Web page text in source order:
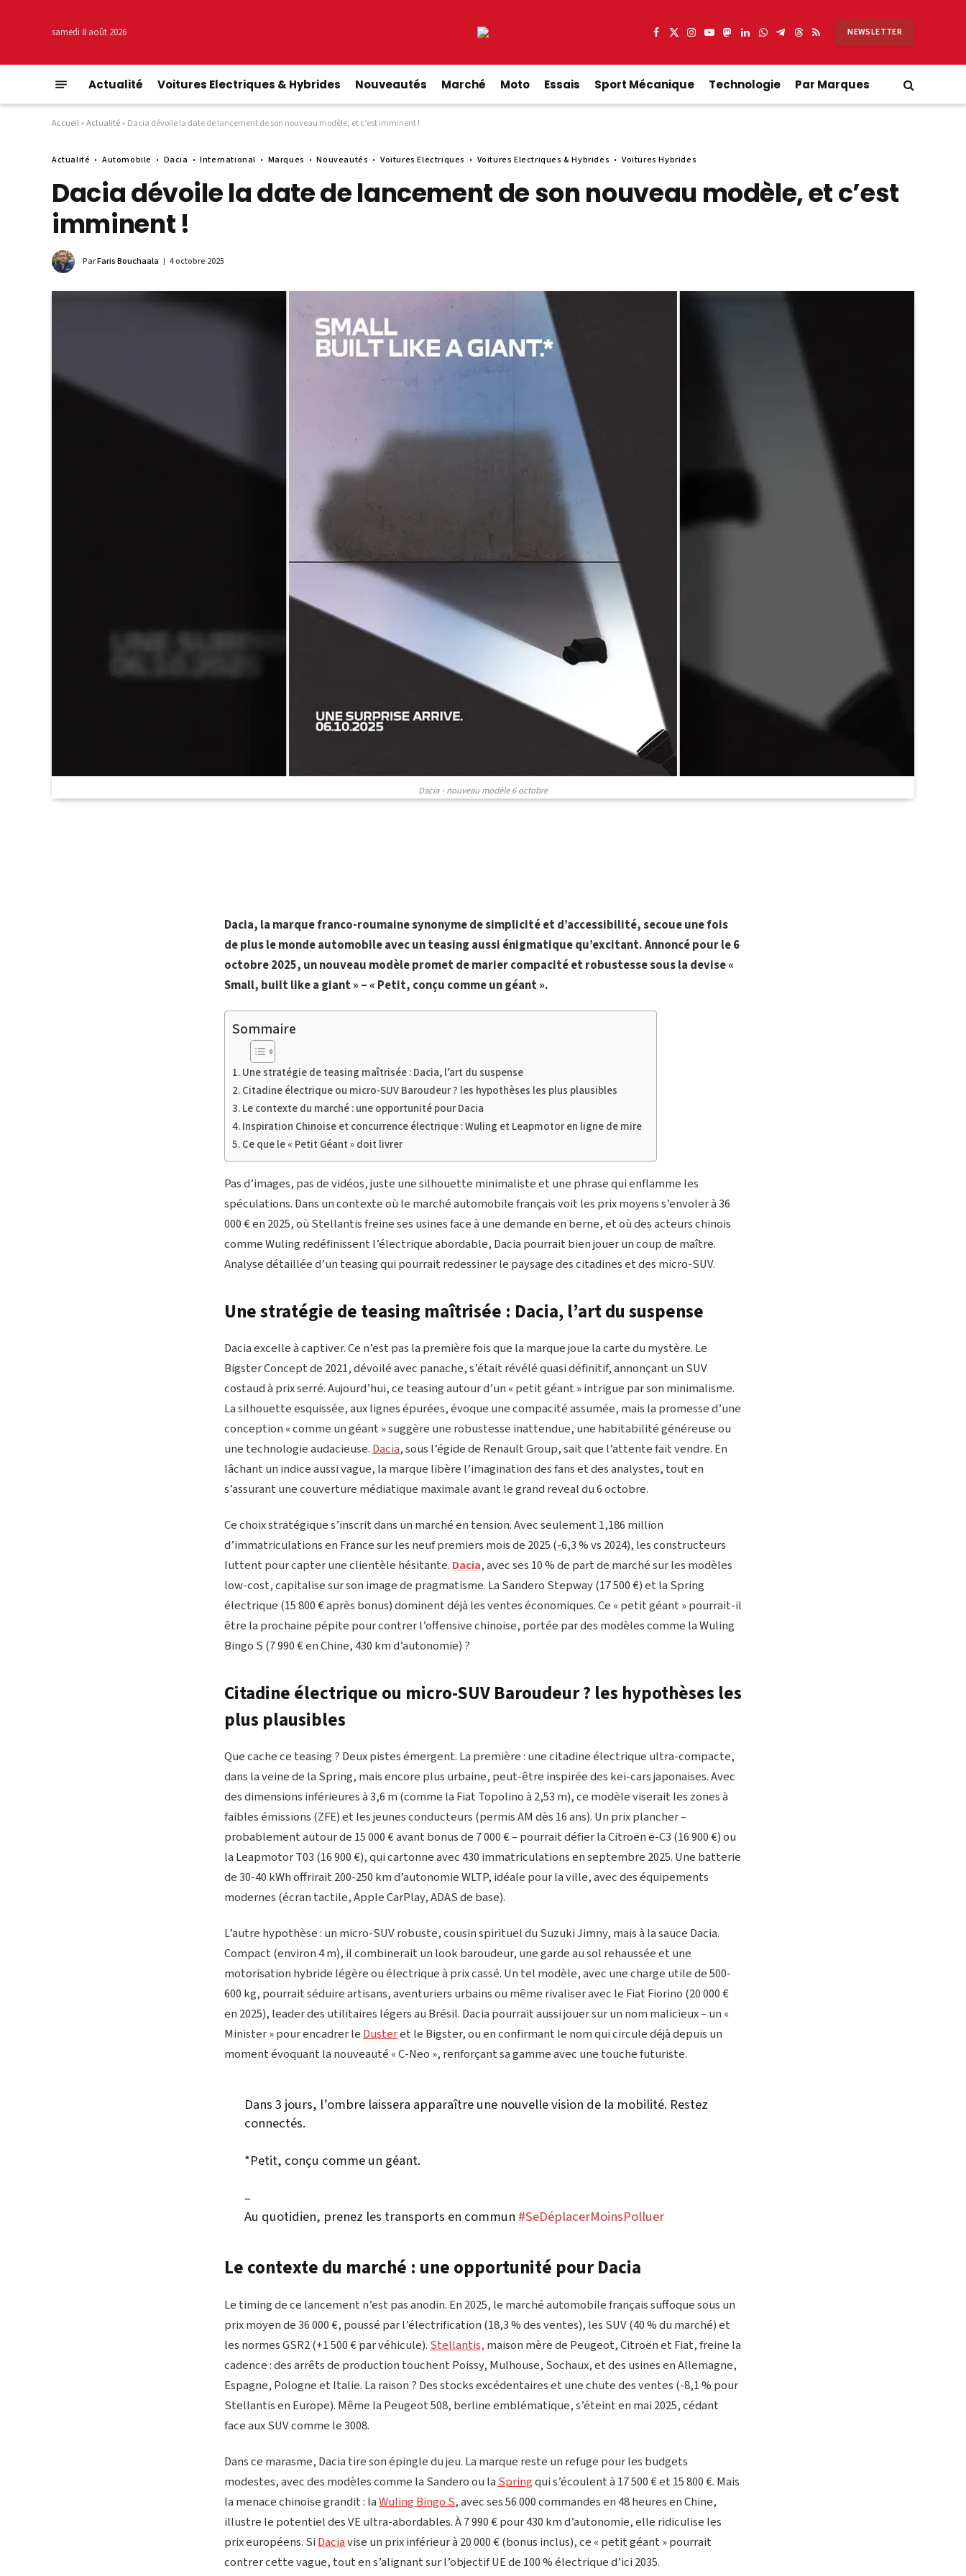
samedi 8 août 2026 Facebook
X
Instagram
YouTubeMastodon
LinkedInWhatsApp
Partager
Telegram
Threads
RSS NEWSLETTER
Actualité Voitures Electriques & Hybrides Nouveautés Marché Moto Essais Sport Mécanique Technologie Par Marques
Accueil»Actualité» Dacia dévoile la date de lancement de son nouveau modèle, et c’est imminent !
Actualité Automobile Dacia International Marques Nouveautés Voitures Electriques Voitures Electriques & Hybrides Voitures Hybrides
Dacia dévoile la date de lancement de son nouveau modèle, et c’est
imminent !
ParFaris Bouchaala 4 octobre 2025
Dacia - nouveau modèle 6 octobre
Dacia, la marque franco-roumaine synonyme de simplicité et d’accessibilité, secoue une fois
de plus le monde automobile avec un teasing aussi énigmatique qu’excitant. Annoncé pour le 6
octobre 2025, un nouveau modèle promet de marier compacité et robustesse sous la devise «
Small, built like a giant » – « Petit, conçu comme un géant ».
Sommaire
Une stratégie de teasing maîtrisée : Dacia, l’art du suspense
Citadine électrique ou micro-SUV Baroudeur ? les hypothèses les plus plausibles
Le contexte du marché : une opportunité pour Dacia
Inspiration Chinoise et concurrence électrique : Wuling et Leapmotor en ligne de mire
Ce que le « Petit Géant » doit livrer
Pas d’images, pas de vidéos, juste une silhouette minimaliste et une phrase qui enflamme les
spéculations. Dans un contexte où le marché automobile français voit les prix moyens s’envoler à 36
000 € en 2025, où Stellantis freine ses usines face à une demande en berne, et où des acteurs chinois
comme Wuling redéfinissent l’électrique abordable, Dacia pourrait bien jouer un coup de maître.
Analyse détaillée d’un teasing qui pourrait redessiner le paysage des citadines et des micro-SUV.
Une stratégie de teasing maîtrisée : Dacia, l’art du suspense
Dacia excelle à captiver. Ce n’est pas la première fois que la marque joue la carte du mystère. Le
Bigster Concept de 2021, dévoilé avec panache, s’était révélé quasi définitif, annonçant un SUV
costaud à prix serré. Aujourd’hui, ce teasing autour d’un « petit géant » intrigue par son minimalisme.
La silhouette esquissée, aux lignes épurées, évoque une compacité assumée, mais la promesse d’une
conception « comme un géant » suggère une robustesse inattendue, une habitabilité généreuse ou
une technologie audacieuse.Dacia, sous l’égide de Renault Group, sait que l’attente fait vendre. En
lâchant un indice aussi vague, la marque libère l’imagination des fans et des analystes, tout en
s’assurant une couverture médiatique maximale avant le grand reveal du 6 octobre.
Ce choix stratégique s’inscrit dans un marché en tension. Avec seulement 1,186 million
d’immatriculations en France sur les neuf premiers mois de 2025 (-6,3 % vs 2024), les constructeurs
luttent pour capter une clientèle hésitante.Dacia, avec ses 10 % de part de marché sur les modèles
low-cost, capitalise sur son image de pragmatisme. La Sandero Stepway (17 500 €) et la Spring
électrique (15 800 € après bonus) dominent déjà les ventes économiques. Ce « petit géant » pourrait-il
être la prochaine pépite pour contrer l’offensive chinoise, portée par des modèles comme la Wuling
Bingo S (7 990 € en Chine, 430 km d’autonomie) ?
Citadine électrique ou micro-SUV Baroudeur ? les hypothèses les
plus plausibles
Que cache ce teasing ? Deux pistes émergent. La première : une citadine électrique ultra-compacte,
dans la veine de la Spring, mais encore plus urbaine, peut-être inspirée des kei-cars japonaises. Avec
des dimensions inférieures à 3,6 m (comme la Fiat Topolino à 2,53 m), ce modèle viserait les zones à
faibles émissions (ZFE) et les jeunes conducteurs (permis AM dès 16 ans). Un prix plancher –
probablement autour de 15 000 € avant bonus de 7 000 € – pourrait défier la Citroën ë-C3 (16 900 €) ou
la Leapmotor T03 (16 900 €), qui cartonne avec 430 immatriculations en septembre 2025. Une batterie
de 30-40 kWh offrirait 200-250 km d’autonomie WLTP, idéale pour la ville, avec des équipements
modernes (écran tactile, Apple CarPlay, ADAS de base).
L’autre hypothèse : un micro-SUV robuste, cousin spirituel du Suzuki Jimny, mais à la sauce Dacia.
Compact (environ 4 m), il combinerait un look baroudeur, une garde au sol rehaussée et une
motorisation hybride légère ou électrique à prix cassé. Un tel modèle, avec une charge utile de 500-
600 kg, pourrait séduire artisans, aventuriers urbains ou même rivaliser avec le Fiat Fiorino (20 000 €
en 2025), leader des utilitaires légers au Brésil. Dacia pourrait aussi jouer sur un nom malicieux – un «
Minister » pour encadrer le Dusteret le Bigster, ou en confirmant le nom qui circule déjà depuis un
moment évoquant la nouveauté « C-Neo », renforçant sa gamme avec une touche futuriste.
Dans 3 jours, l’ombre laissera apparaître une nouvelle vision de la mobilité. Restez
connectés.
*Petit, conçu comme un géant.
–
Au quotidien, prenez les transports en commun #SeDéplacerMoinsPolluer
📖Lire aussi :
La patronne de Dacia dénonce une réglementation européenne qui
absorberait un quart de ses ressources de développement
— Dacia France (@Dacia_FR)October 3, 2025
Le contexte du marché : une opportunité pour Dacia
Le timing de ce lancement n’est pas anodin. En 2025, le marché automobile français suffoque sous un
prix moyen de 36 000 €, poussé par l’électrification (18,3 % des ventes), les SUV (40 % du marché) et
les normes GSR2 (+1 500 € par véhicule).Stellantis, maison mère de Peugeot, Citroën et Fiat, freine la
cadence : des arrêts de production touchent Poissy, Mulhouse, Sochaux, et des usines en Allemagne,
Espagne, Pologne et Italie. La raison ? Des stocks excédentaires et une chute des ventes (-8,1 % pour
Stellantis en Europe). Même la Peugeot 508, berline emblématique, s’éteint en mai 2025, cédant
face aux SUV comme le 3008.
Dans ce marasme, Dacia tire son épingle du jeu. La marque reste un refuge pour les budgets
modestes, avec des modèles comme la Sandero ou la Springqui s’écoulent à 17 500 € et 15 800 €. Mais
la menace chinoise grandit : laWuling Bingo S, avec ses 56 000 commandes en 48 heures en Chine,
illustre le potentiel des VE ultra-abordables. À 7 990 € pour 430 km d’autonomie, elle ridiculise les
prix européens. Si Daciavise un prix inférieur à 20 000 € (bonus inclus), ce « petit géant » pourrait
contrer cette vague, tout en s’alignant sur l’objectif UE de 100 % électrique d’ici 2035.